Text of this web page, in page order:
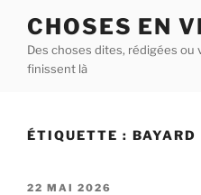
contenu
principal
CHOSES EN
Des choses dites, rédigées ou
finissent là
ÉTIQUETTE : BAYARD
PUBLIÉ
22 MAI 2026